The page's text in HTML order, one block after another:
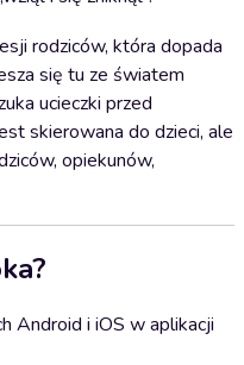
rodziców, która dopada
się tu ze światem
ucieczki przed
skierowana do dzieci, ale
opiekunów,
Android i iOS w aplikacji